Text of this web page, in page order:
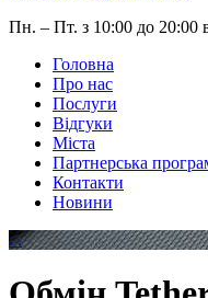
Пн. – Пт. з 10:00 до 20:00
Головна
Про нас
Послуги
Відгуки
Міста
Партнерська
Контакти
Новини